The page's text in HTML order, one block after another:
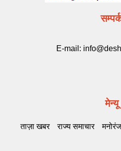
E-mail:
मेन्यू
ताज़ा खबर राज्य समाचार